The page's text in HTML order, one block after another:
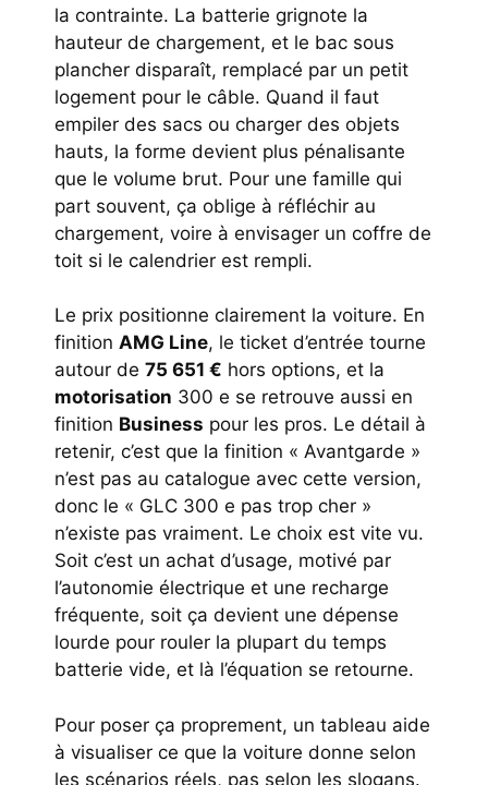
la contrainte. La batterie grignote la
hauteur de chargement, et le bac sous
plancher disparaît, remplacé par un petit
logement pour le câble. Quand il faut
empiler des sacs ou charger des objets
hauts, la forme devient plus pénalisante
que le volume brut. Pour une famille qui
part souvent, ça oblige à réfléchir au
chargement, voire à envisager un coffre de
toit si le calendrier est rempli.
Le prix positionne clairement la voiture. En
finition AMG Line, le ticket d’entrée tourne
autour de 75 651 € hors options, et la
motorisation 300 e se retrouve aussi en
finition Business pour les pros. Le détail à
retenir, c’est que la finition « Avantgarde »
n’est pas au catalogue avec cette version,
donc le « GLC 300 e pas trop cher »
n’existe pas vraiment. Le choix est vite vu.
Soit c’est un achat d’usage, motivé par
l’autonomie électrique et une recharge
fréquente, soit ça devient une dépense
lourde pour rouler la plupart du temps
batterie vide, et là l’équation se retourne.
Pour poser ça proprement, un tableau aide
à visualiser ce que la voiture donne selon
les scénarios réels, pas selon les slogans.